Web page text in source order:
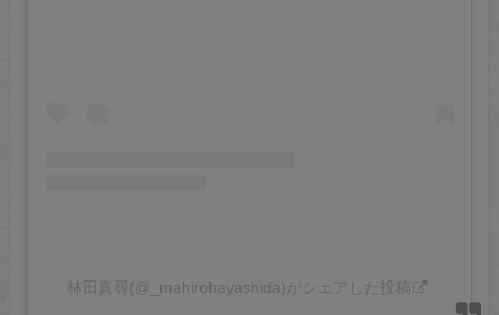
林田真尋(@_mahirohayashida)がシェアした投稿